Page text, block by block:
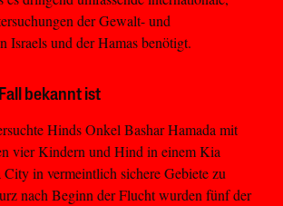
der Gewalt- und
Israels und der Hamas benötigt.
bekannt ist
Hinds Onkel Bashar Hamada mit
vier Kindern und Hind in einem Kia
City in vermeintlich sichere Gebiete zu
nach Beginn der Flucht wurden fünf der